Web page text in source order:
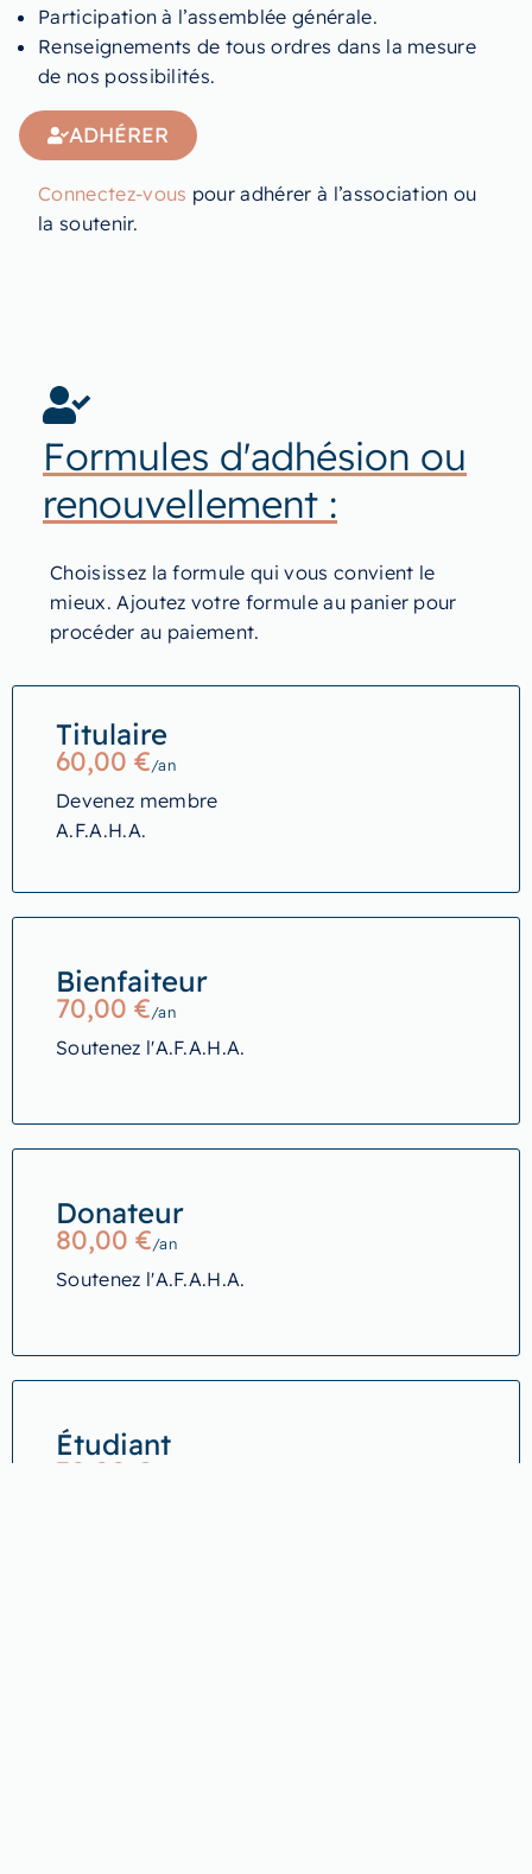
Participation à l’assemblée générale.
Renseignements de tous ordres dans la mesure
de nos possibilités.
ADHÉRER
Connectez-vous pour adhérer à l’association ou
la soutenir.
Formules d'adhésion ou
renouvellement :
Choisissez la formule qui vous convient le
mieux. Ajoutez votre formule au panier pour
procéder au paiement.
Titulaire
60,00 €/an
Devenez membre
A.F.A.H.A.
Bienfaiteur
70,00 €/an
Soutenez l'A.F.A.H.A.
Donateur
80,00 €/an
Soutenez l'A.F.A.H.A.
Étudiant
30,00 €